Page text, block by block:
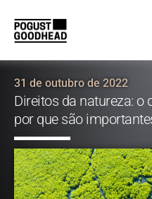
31 de outubro de 2022
Direitos da natureza: o
por que são